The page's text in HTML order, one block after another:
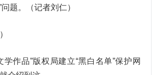
问题。（记者刘仁）
学作品”版权局建立“黑白名单”保护网